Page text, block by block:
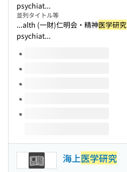
psychiat...
並列タイトル等
...alth (一財)仁明会・精神医学研究
psychiat...
このタイトルの巻号
海上医学研究